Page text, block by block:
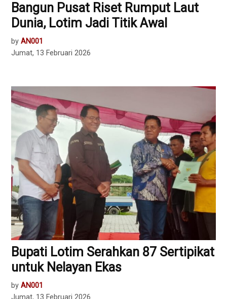
Bangun Pusat Riset Rumput Laut
Dunia, Lotim Jadi Titik Awal
by AN001
Jumat, 13 Februari 2026
Bupati Lotim Serahkan 87 Sertipikat
untuk Nelayan Ekas
by AN001
Jumat, 13 Februari 2026